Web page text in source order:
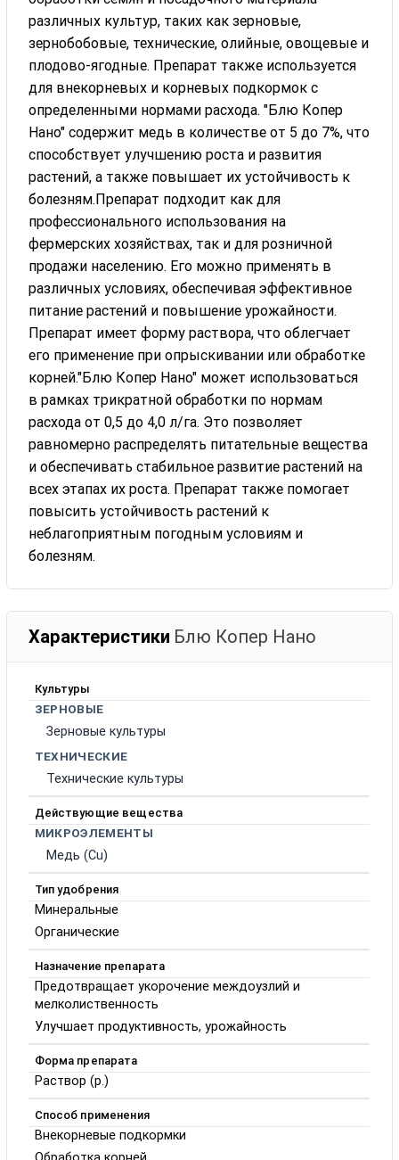
различных культур, таких как зерновые,
зернобобовые, технические, олийные, овощевые и
плодово-ягодные. Препарат также используется
для внекорневых и корневых подкормок с
определенными нормами расхода. "Блю Копер
Нано" содержит медь в количестве от 5 до 7%, что
способствует улучшению роста и развития
растений, а также повышает их устойчивость к
болезням.Препарат подходит как для
профессионального использования на
фермерских хозяйствах, так и для розничной
продажи населению. Его можно применять в
различных условиях, обеспечивая эффективное
питание растений и повышение урожайности.
Препарат имеет форму раствора, что облегчает
его применение при опрыскивании или обработке
корней."Блю Копер Нано" может использоваться
в рамках трикратной обработки по нормам
расхода от 0,5 до 4,0 л/га. Это позволяет
равномерно распределять питательные вещества
и обеспечивать стабильное развитие растений на
всех этапах их роста. Препарат также помогает
повысить устойчивость растений к
неблагоприятным погодным условиям и
болезням.
Характеристики Блю Копер Нано
Культуры
ЗЕРНОВЫЕ
Зерновые культуры
ТЕХНИЧЕСКИЕ
Технические культуры
Действующие вещества
МИКРОЭЛЕМЕНТЫ
Медь (Cu)
Тип удобрения
Минеральные
Органические
Назначение препарата
Предотвращает укорочение междоузлий и
мелколиственность
Улучшает продуктивность, урожайность
Форма препарата
Раствор (р.)
Способ применения
Внекорневые подкормки